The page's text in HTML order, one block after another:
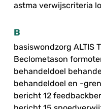
astma verwijscriteria
B
basiswondzorg ALTIS
Beclometason
behandeldoel
behandeldoel en -
bericht 12